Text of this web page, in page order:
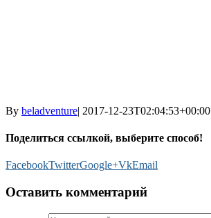
By beladventure| 2017-12-23T02:04:53+00:00
Поделиться ссылкой, выберите способ!
FacebookTwitterGoogle+VkEmail
Оставить комментарий